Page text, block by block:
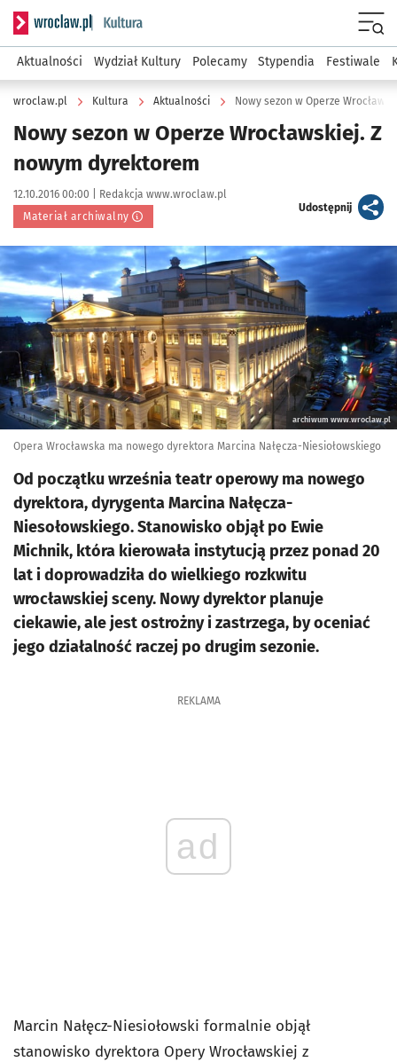
Serwis informacyjny wroclaw.pl podserwis: Kultura
Aktualności Wydział Kultury Polecamy Stypendia Festiwale
wroclaw.pl Kultura Aktualności Nowy sezon w Operze
Nowy sezon w Operze Wrocławskiej. Z
nowym dyrektorem
Data publikacji:
12.10.2016 00:00 | Autor:
Redakcja www.wroclaw.pl
Materiał archiwalny
Udostępnijartykuł
Kliknij, aby powiększyć
archiwum www.wroclaw.pl
Opera Wrocławska ma nowego dyrektora Marcina Nałęcza-Niesiołowskiego
Od początku września teatr operowy ma nowego
dyrektora, dyrygenta Marcina Nałęcza-
Niesołowskiego. Stanowisko objął po Ewie
Michnik, która kierowała instytucją przez ponad 20
lat i doprowadziła do wielkiego rozkwitu
wrocławskiej sceny. Nowy dyrektor planuje
ciekawie, ale jest ostrożny i zastrzega, by oceniać
jego działalność raczej po drugim sezonie.
REKLAMA
ad
Marcin Nałęcz-Niesiołowski formalnie objął
stanowisko dyrektora Opery Wrocławskiej z